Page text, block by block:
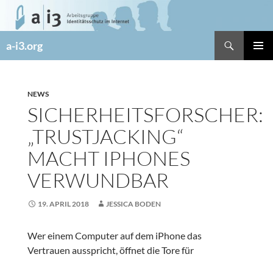
Zum
Inhalt
a-i3.org
NEWS
SICHERHEITSFORSCHER:
„TRUSTJACKING“
MACHT IPHONES
VERWUNDBAR
19. APRIL 2018 JESSICA BODEN
Wer einem Computer auf dem iPhone das
Vertrauen ausspricht, öffnet die Tore für